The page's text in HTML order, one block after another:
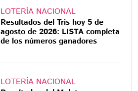
LOTERÍA NACIONAL
Resultados del Tris hoy 5 de
agosto de 2026: LISTA completa
de los números ganadores
LOTERÍA NACIONAL